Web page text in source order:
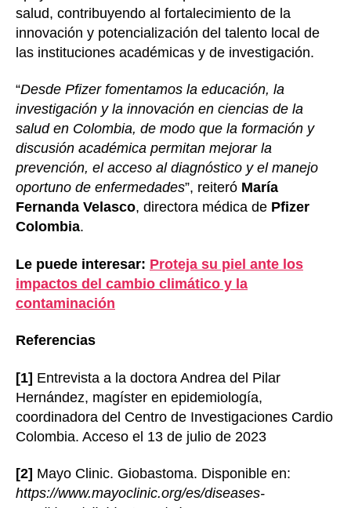
salud, contribuyendo al fortalecimiento de la
innovación y potencialización del talento local de
las instituciones académicas y de investigación.
“Desde Pfizer fomentamos la educación, la
investigación y la innovación en ciencias de la
salud en Colombia, de modo que la formación y
discusión académica permitan mejorar la
prevención, el acceso al diagnóstico y el manejo
oportuno de enfermedades”, reiteró María
Fernanda Velasco, directora médica de Pfizer
Colombia.
Le puede interesar: Proteja su piel ante los
impactos del cambio climático y la
contaminación
Referencias
[1] Entrevista a la doctora Andrea del Pilar
Hernández, magíster en epidemiología,
coordinadora del Centro de Investigaciones Cardio
Colombia. Acceso el 13 de julio de 2023
[2] Mayo Clinic. Giobastoma. Disponible en:
https://www.mayoclinic.org/es/diseases-